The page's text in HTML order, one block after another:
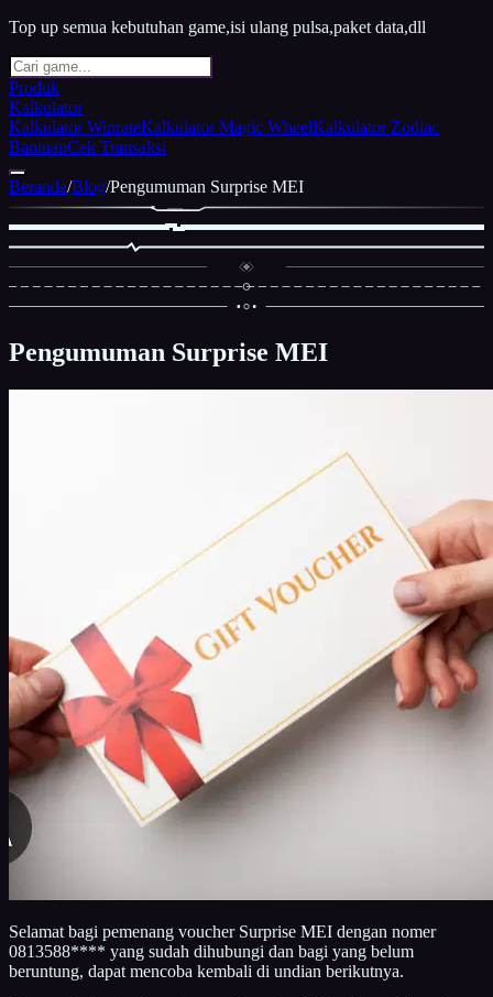
Top up semua kebutuhan game,isi ulang pulsa,paket data,dll
Produk
Kalkulator
Kalkulator WinrateKalkulator Magic WheelKalkulator Zodiac
BantuanCek Transaksi
Beranda/Blog/Pengumuman Surprise MEI
Pengumuman Surprise MEI
Selamat bagi pemenang voucher Surprise MEI dengan nomer
0813588**** yang sudah dihubungi dan bagi yang belum
beruntung, dapat mencoba kembali di undian berikutnya.